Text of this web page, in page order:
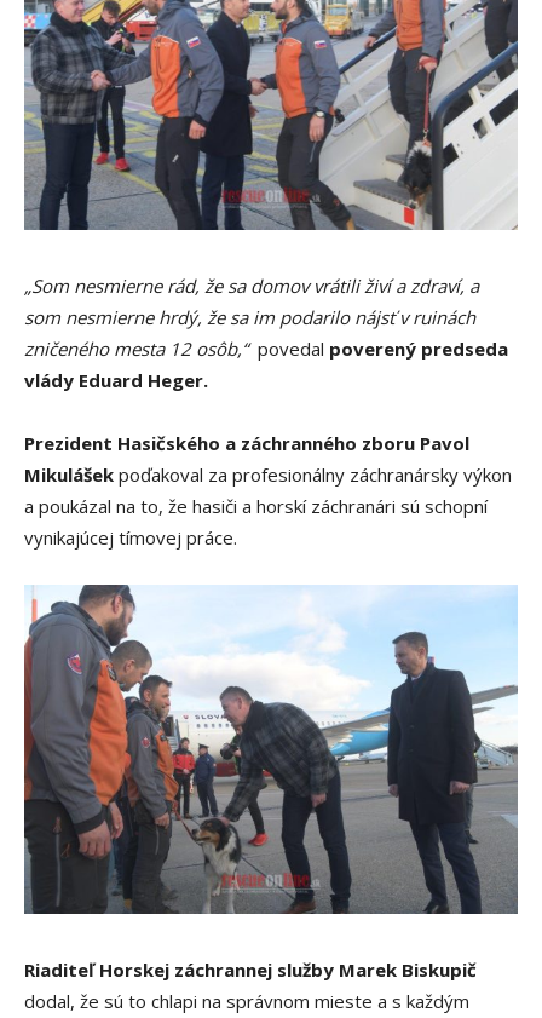
„Som nesmierne rád, že sa domov vrátili živí a zdraví, a
som nesmierne hrdý, že sa im podarilo nájsť v ruinách
zničeného mesta 12 osôb,“povedal poverený predseda
vlády Eduard Heger.
Prezident Hasičského a záchranného zboru Pavol
Mikulášek poďakoval za profesionálny záchranársky výkon
a poukázal na to, že hasiči a horskí záchranári sú schopní
vynikajúcej tímovej práce.
Riaditeľ Horskej záchrannej služby Marek Biskupič
dodal, že sú to chlapi na správnom mieste a s každým